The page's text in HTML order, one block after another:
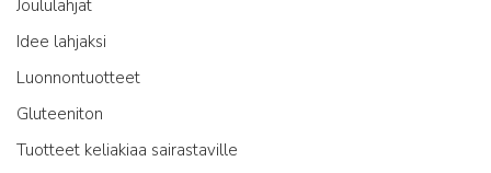
Joululahjat
Idee lahjaksi
Luonnontuotteet
Gluteeniton
Tuotteet keliakiaa sairastaville